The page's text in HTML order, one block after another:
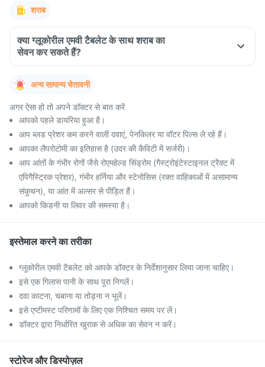
शराब
क्या ग्लूकोरील एमवी टैबलेट के साथ शराब का
सेवन कर सकते हैं?
अन्य सामान्य चेतावनी
अगर ऐसा हो तो अपने डॉक्टर से बात करें
आपको पहले डायरिया हुआ है।
आप ब्लड प्रेशर कम करने वाली दवाएं, पेनकिलर या वॉटर पिल्स ले रहे हैं।
आपका लैपरोटोमी का इतिहास है (उदर की कैविटी में सर्जरी)।
आप आंतों के गंभीर रोगों जैसे रोएमहेल्ड सिंड्रोम (गैस्ट्रोइंटेस्टाइनल ट्रैक्ट में
एपिगैस्ट्रिक प्रेशर), गंभीर हर्निया और स्टेनोसिस (रक्त वाहिकाओं में असामान्य
संकुचन), या आंत में अल्सर से पीड़ित हैं।
आपको किडनी या लिवर की समस्या है।
इस्तेमाल करने का तरीका
ग्लूकोरील एमवी टैबलेट को आपके डॉक्टर के निर्देशानुसार लिया जाना चाहिए।
इसे एक गिलास पानी के साथ पूरा निगलें।
दवा काटना, चबाना या तोड़ना न भूलें।
इसे एप्टीमस्ट परिणामों के लिए एक निश्चित समय पर लें।
डॉक्टर द्वारा निर्धारित खुराक से अधिक का सेवन न करें।
स्टोरेज और डिस्पोज़ल